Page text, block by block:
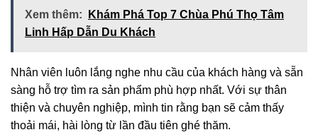
Xem thêm:
Khám Phá Top 7 Chùa Phú Thọ Tâm
Linh Hấp Dẫn Du Khách
Nhân viên luôn lắng nghe nhu cầu của khách hàng và sẵn
sàng hỗ trợ tìm ra sản phẩm phù hợp nhất. Với sự thân
thiện và chuyên nghiệp, mình tin rằng bạn sẽ cảm thấy
thoải mái, hài lòng từ lần đầu tiên ghé thăm.